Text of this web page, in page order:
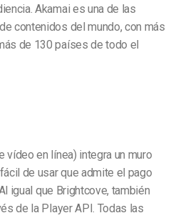
Akamai es una de las
contenidos del mundo, con más
de 130 países de todo el
vídeo en línea) integra un muro
de usar que admite el pago
igual que Brightcove, también
de la Player API. Todas las